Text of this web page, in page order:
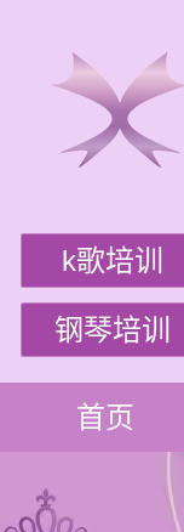
k歌培训
钢琴培训
首页